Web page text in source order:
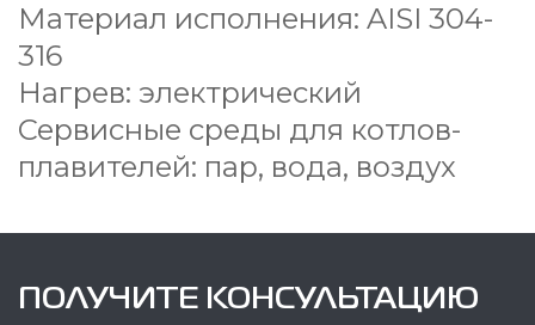
Материал исполнения: AISI 304-
316
Нагрев: электрический
Сервисные среды для котлов-
плавителей: пар, вода, воздух
ПОЛУЧИТЕ КОНСУЛЬТАЦИЮ